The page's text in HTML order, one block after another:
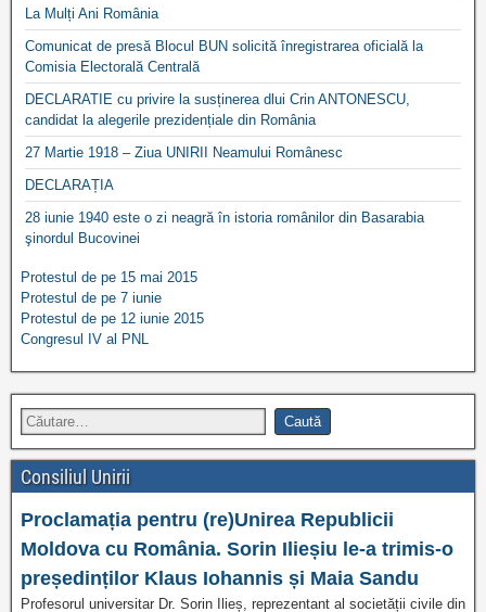
La Mulți Ani România
Comunicat de presă Blocul BUN solicită înregistrarea oficială la
Comisia Electorală Centrală
DECLARATIE cu privire la susținerea dlui Crin ANTONESCU,
candidat la alegerile prezidențiale din România
27 Martie 1918 – Ziua UNIRII Neamului Românesc
DECLARAȚIA
28 iunie 1940 este o zi neagră în istoria românilor din Basarabia
şinordul Bucovinei
Protestul de pe 15 mai 2015
Protestul de pe 7 iunie
Protestul de pe 12 iunie 2015
Congresul IV al PNL
Consiliul Unirii
Proclamația pentru (re)Unirea Republicii
Moldova cu România. Sorin Ilieșiu le-a trimis-o
președinților Klaus Iohannis și Maia Sandu
Profesorul universitar Dr. Sorin Ilieș, reprezentant al societății civile din